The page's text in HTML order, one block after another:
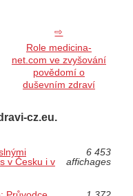
Role medicina-
net.com ve zvyšování
povědomí o
duševním zdraví
cz.eu.
v Česku i v
6 453
affichages